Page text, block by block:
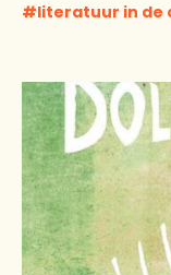
literatuur in de